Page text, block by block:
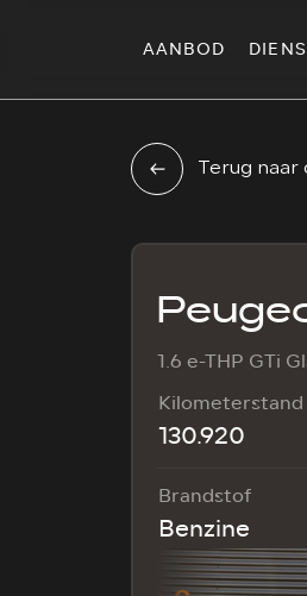
AANBOD
Terug
1.6 e-THP GTi
Kilometerstand
130.920
Brandstof
Benzine